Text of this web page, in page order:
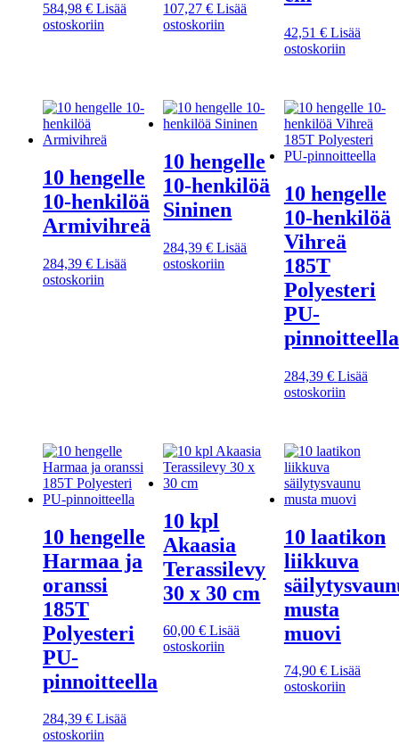
584,98 € Lisää
ostoskoriin
107,27€ Lisää
ostoskoriin
42,51 € Lisää
ostoskoriin
10 hengelle
10-henkilöä
Armivihreä
284,39 € Lisää
ostoskoriin
10 hengelle
10-henkilöä
Sininen
284,39€ Lisää
ostoskoriin
10 hengelle
10-henkilöä
Vihreä
185T
Polyesteri
PU-
pinnoitteella
284,39 € Lisää
ostoskoriin
10 hengelle
Harmaa ja
oranssi
185T
Polyesteri
PU-
pinnoitteella
284,39 € Lisää
ostoskoriin
10 kpl
Akaasia
Terassilevy
30 x 30 cm
60,00€ Lisää
ostoskoriin
10 laatikon
liikkuva
musta
muovi
74,90 € Lisää
ostoskoriin